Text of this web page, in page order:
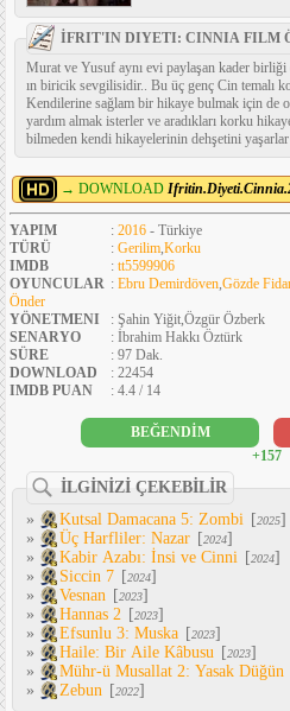
İFRIT'IN DIYETI: CINNIA FILM
Murat ve Yusuf aynı evi paylaşan kader
ın biricik sevgilisidir.. Bu üç genç Cin temalı
Kendilerine sağlam bir hikaye bulmak için de
yardım almak isterler ve aradıkları korku
bilmeden kendi hikayelerinin dehşetini
→ DOWNLOAD
YAPIM : 2016 - Türkiye
TÜRÜ
: Gerilim,Korku
IMDB
: tt5599906
OYUNCULAR : Ebru Demirdöven,Gözde
Önder
YÖNETMENI
: Şahin Yiğit,Özgür Özberk
SENARYO
: İbrahim Hakkı Öztürk
SÜRE
: 97 Dak.
DOWNLOAD
: 22454
IMDB PUAN
: 4.4 / 14
BEĞENDİM
+157
İLGİNİZİ ÇEKEBİLİR
»
Kutsal Damacana 5: Zombi [2025]
»
Üç Harfliler: Nazar [2024]
»
Kabir Azabı: İnsi ve Cinni [2024]
»
Siccin 7 [2024]
»
Vesnan [2023]
»
Hannas 2 [2023]
»
Efsunlu 3: Muska [2023]
»
Haile: Bir Aile Kâbusu [2023]
»
Mühr-ü Musallat 2: Yasak Düğün
»
Zebun [2022]